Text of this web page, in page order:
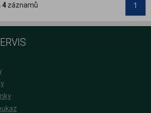
4 záznamů 1